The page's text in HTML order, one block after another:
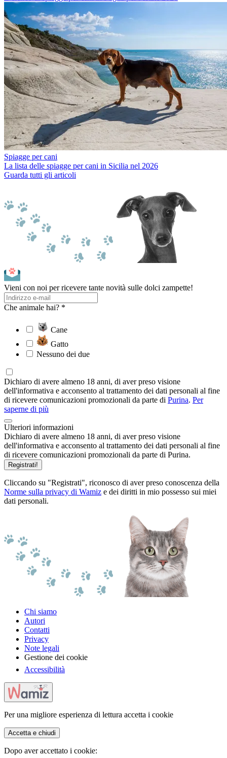
Spiagge per cani
La lista delle spiagge per cani in Sicilia nel 2026
Guarda tutti gli articoli
Vieni con noi per ricevere tante novità sulle dolci zampette!
Che animale hai? *
Cane
Gatto
Nessuno dei due
Dichiaro di avere almeno 18 anni, di aver preso visione
dell'informativa e acconsento al trattamento dei dati personali al fine
di ricevere comunicazioni promozionali da parte di Purina. Per
saperne di più
Ulteriori informazioni
Dichiaro di avere almeno 18 anni, di aver preso visione
dell'informativa e acconsento al trattamento dei dati personali al fine
di ricevere comunicazioni promozionali da parte di Purina.
Registrati!
Cliccando su "Registrati", riconosco di aver preso conoscenza della
Norme sulla privacy di Wamiz e dei diritti in mio possesso sui miei
dati personali.
Chi siamo
Autori
Contatti
Privacy
Note legali
Gestione dei cookie
Accessibilità
Per una migliore esperienza di lettura accetta i cookie
Accetta e chiudi
Dopo aver accettato i cookie: